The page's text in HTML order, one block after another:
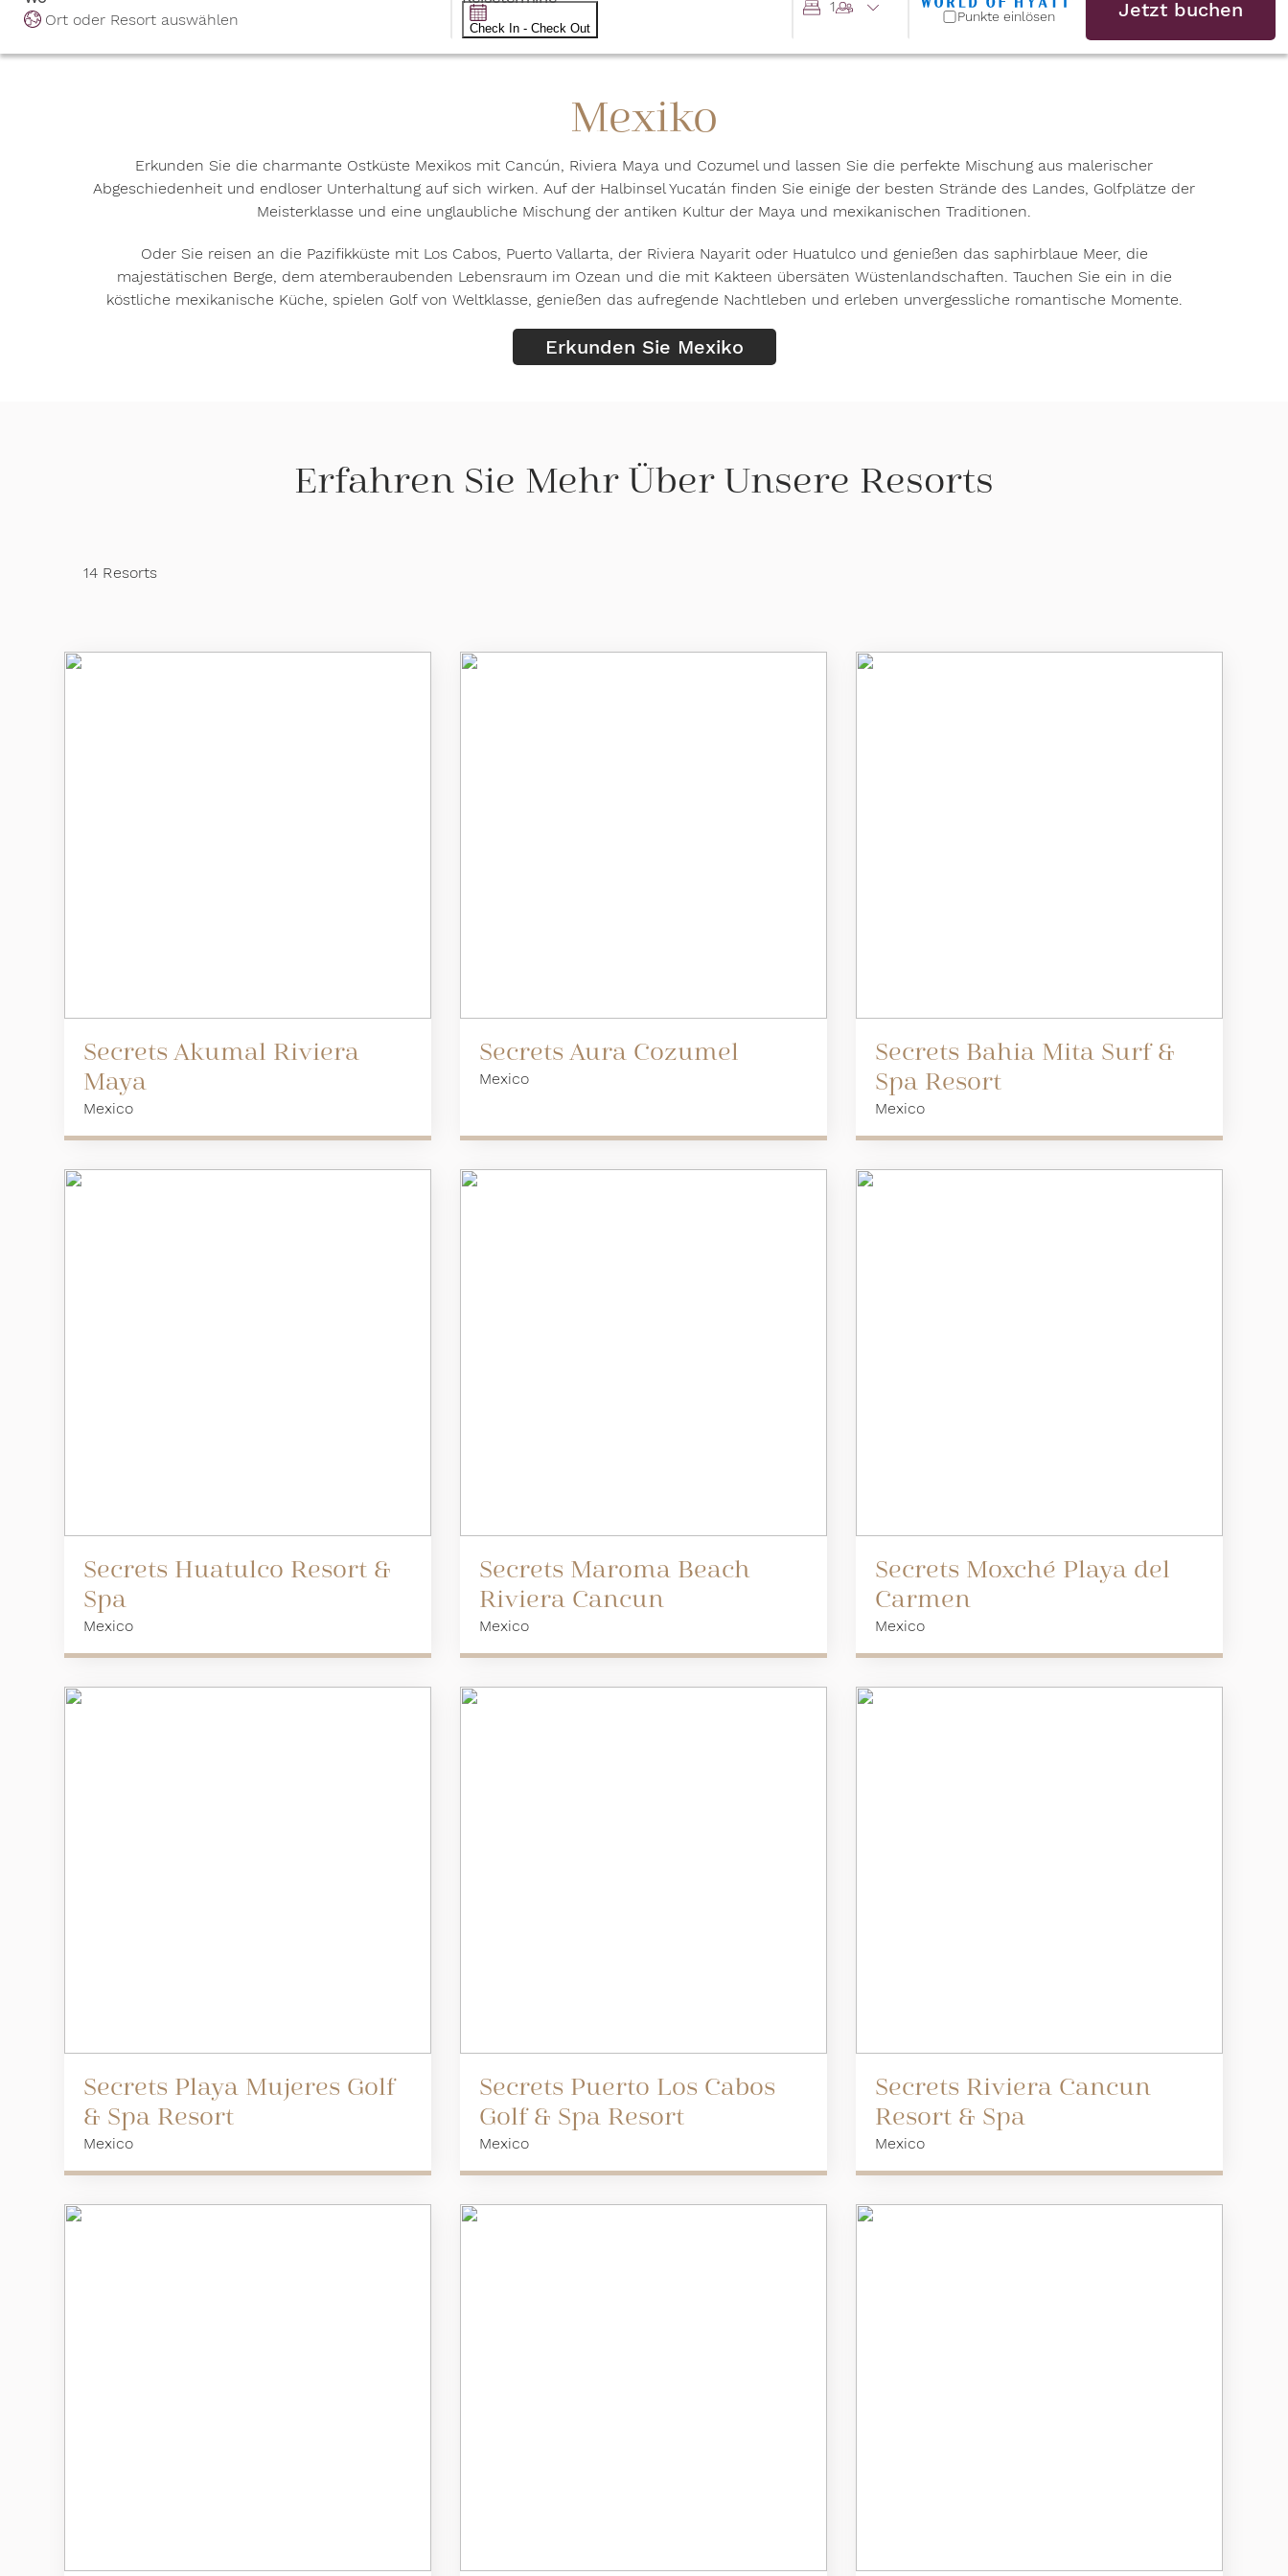
Ort oder Resort auswählen
Check In - Check Out
1
Punkte einlösen Jetzt buchen
Mexiko
Erkunden Sie die charmante Ostküste Mexikos mit Cancún, Riviera Maya und Cozumel und lassen Sie die perfekte Mischung aus malerischer
Abgeschiedenheit und endloser Unterhaltung auf sich wirken. Auf der Halbinsel Yucatán finden Sie einige der besten Strände des Landes, Golfplätze der
Meisterklasse und eine unglaubliche Mischung der antiken Kultur der Maya und mexikanischen Traditionen.
Oder Sie reisen an die Pazifikküste mit Los Cabos, Puerto Vallarta, der Riviera Nayarit oder Huatulco und genießen das saphirblaue Meer, die
majestätischen Berge, dem atemberaubenden Lebensraum im Ozean und die mit Kakteen übersäten Wüstenlandschaften. Tauchen Sie ein in die
köstliche mexikanische Küche, spielen Golf von Weltklasse, genießen das aufregende Nachtleben und erleben unvergessliche romantische Momente.
Erkunden Sie Mexiko
Erfahren Sie Mehr Über Unsere Resorts
14 Resorts
Secrets Akumal Riviera
Maya
Mexico
Secrets Aura Cozumel
Mexico
Secrets Bahia Mita Surf &
Spa Resort
Mexico
Secrets Huatulco Resort &
Spa
Mexico
Secrets Maroma Beach
Riviera Cancun
Mexico
Secrets Moxché Playa del
Carmen
Mexico
Secrets Playa Mujeres Golf
& Spa Resort
Mexico
Secrets Puerto Los Cabos
Golf & Spa Resort
Mexico
Secrets Riviera Cancun
Resort & Spa
Mexico